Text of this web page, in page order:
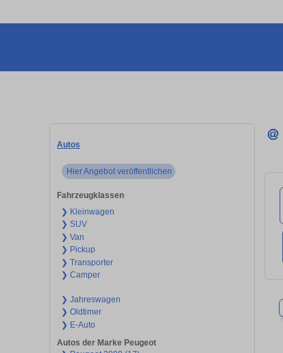
Autos
Hier Angebot veröffentlichen
Fahrzeugklassen
❯ Kleinwagen
❯ SUV
❯ Van
❯ Pickup
❯ Transporter
❯ Camper
❯ Jahreswagen
❯ Oldtimer
❯ E-Auto
Autos der Marke Peugeot